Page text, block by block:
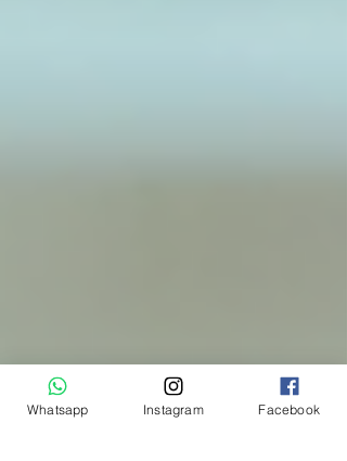
Whatsapp Instagram Facebook